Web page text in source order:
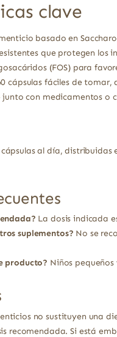
clave
basado en
que protegen los
(FOS) para
cápsulas fáciles de
junto con medicamentos
al día,
La dosis indicada
suplementos? No se
producto? Niños
no sustituyen una
recomendada. Si está